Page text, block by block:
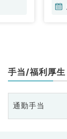
手当/福利厚生
通勤手当